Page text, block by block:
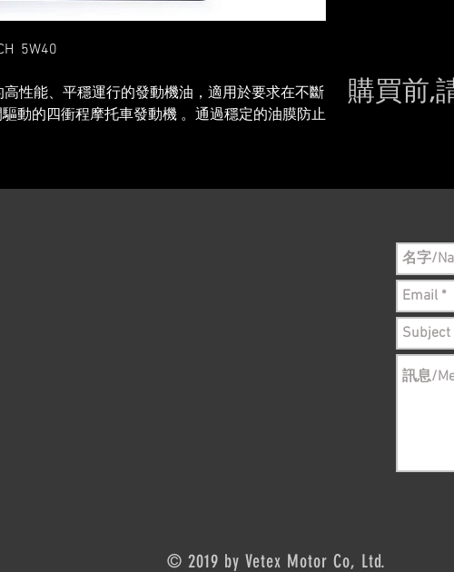
5W40
高性能、平穩運行的發動機油，適用於要求在不斷
動的 四衝程摩托車發動機 。通過穩定的油膜防止
購買前,
© 2019 by Vetex Motor Co, Ltd.